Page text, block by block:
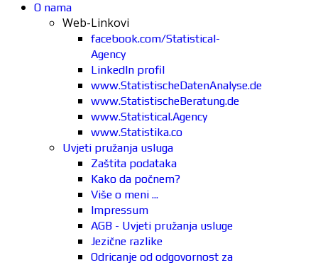
O nama
Web-Linkovi
facebook.com/Statistical-
Agency
LinkedIn profil
www.StatistischeDatenAnalyse.de
www.StatistischeBeratung.de
www.Statistical.Agency
www.Statistika.co
Uvjeti pružanja usluga
Zaštita podataka
Kako da počnem?
Više o meni ...
Impressum
AGB - Uvjeti pružanja usluge
Jezične razlike
Odricanje od odgovornost za